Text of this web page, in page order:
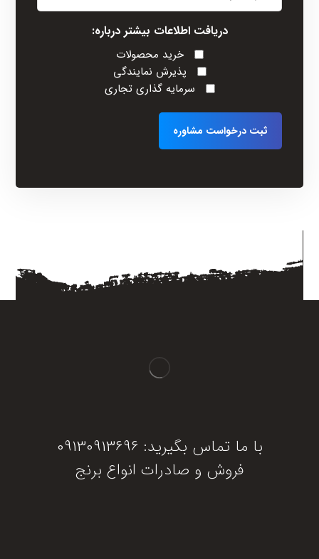
(Required)
دریافت اطلاعات بیشتر درباره:
خرید محصولات
پذیرش نمایندگی
سرمایه گذاری تجاری
با ما تماس بگیرید: 09130913696
فروش و صادرات انواع برنج